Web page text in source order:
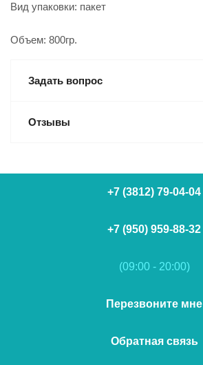
Вид упаковки: пакет
Объем: 800гр.
Задать вопрос
Отзывы
+7 (3812) 79-04-04
+7 (950) 959-88-32
(09:00 - 20:00)
Перезвоните мне
Обратная связь